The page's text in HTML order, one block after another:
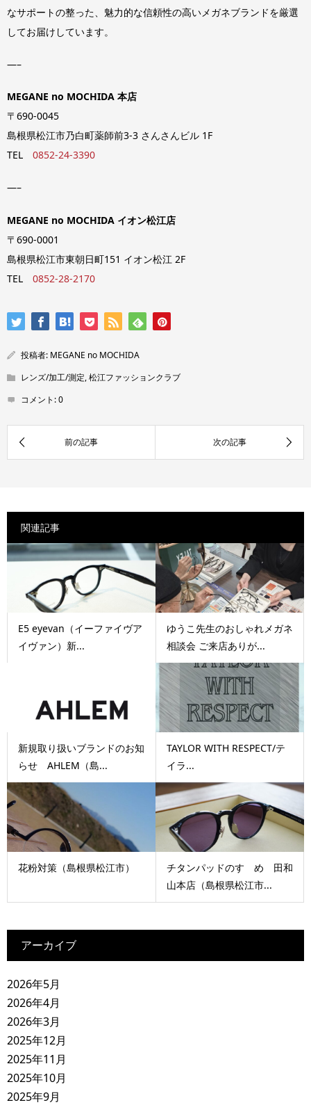
なサポートの整った、魅力的な信頼性の高いメガネブランドを厳選
してお届けしています。
—–
MEGANE no MOCHIDA 本店
〒690-0045
島根県松江市乃白町薬師前3-3 さんさんビル 1F
TEL 0852-24-3390
—–
MEGANE no MOCHIDA イオン松江店
〒690-0001
島根県松江市東朝日町151 イオン松江 2F
TEL 0852-28-2170
投稿者: MEGANE no MOCHIDA
レンズ/加工/測定,松江ファッションクラブ
コメント:0
関連記事
E5 eyevan（イーファイヴア
イヴァン）新...
ゆうこ先生のおしゃれメガネ
相談会 ご来店ありが...
新規取り扱いブランドのお知
らせ AHLEM（島...
TAYLOR WITH RESPECT/テ
イラ...
花粉対策（島根県松江市）
チタンパッドのすゝめ 田和
山本店（島根県松江市...
アーカイブ
2026年5月
2026年4月
2026年3月
2025年12月
2025年11月
2025年10月
2025年9月